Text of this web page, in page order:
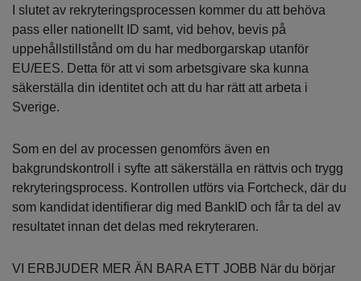
I slutet av rekryteringsprocessen kommer du att behöva
pass eller nationellt ID samt, vid behov, bevis på
uppehållstillstånd om du har medborgarskap utanför
EU/EES. Detta för att vi som arbetsgivare ska kunna
säkerställa din identitet och att du har rätt att arbeta i
Sverige.
Som en del av processen genomförs även en
bakgrundskontroll i syfte att säkerställa en rättvis och trygg
rekryteringsprocess. Kontrollen utförs via Fortcheck, där du
som kandidat identifierar dig med BankID och får ta del av
resultatet innan det delas med rekryteraren.
VI ERBJUDER MER ÄN BARA ETT JOBB När du börjar